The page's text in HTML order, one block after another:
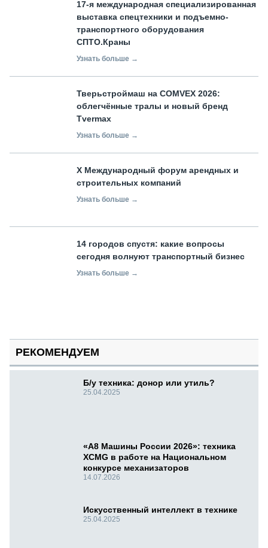
17-я международная специализированная
выставка спецтехники и подъемно-
транспортного оборудования
СПТО.Краны
Узнать больше →
Тверьстроймаш на COMVEX 2026:
облегчённые тралы и новый бренд
Tvermax
Узнать больше →
X Международный форум арендных и
строительных компаний
Узнать больше →
14 городов спустя: какие вопросы
сегодня волнуют транспортный бизнес
Узнать больше →
РЕКОМЕНДУЕМ
Б/у техника: донор или утиль?
25.04.2025
«А8 Машины России 2026»: техника
XCMG в работе на Национальном
конкурсе механизаторов
14.07.2026
Искусственный интеллект в технике
25.04.2025